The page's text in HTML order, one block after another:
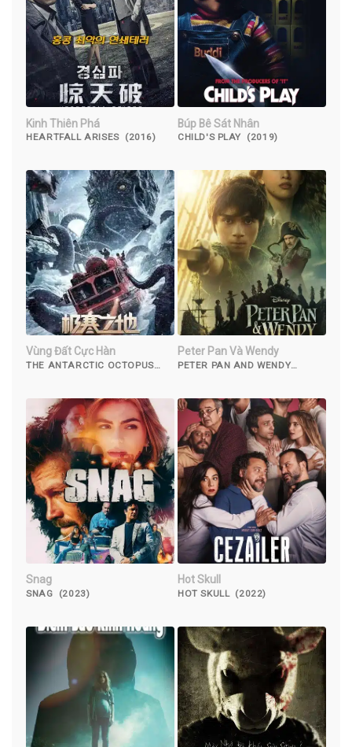
Kinh Thiên Phá
HEARTFALL ARISES (2016)
Búp Bê Sát Nhân
CHILD'S PLAY (2019)
Vùng Đất Cực Hàn
THE ANTARCTIC OCTOPUS
Peter Pan Và Wendy
PETER PAN AND WENDY
Snag
SNAG (2023)
Hot Skull
HOT SKULL (2022)